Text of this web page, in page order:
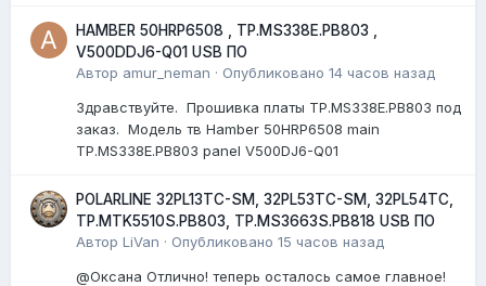
HAMBER 50HRP6508 , TP.MS338E.PB803 ,
V500DDJ6-Q01 USB ПО
Автор amur_neman · Опубликовано 14 часов назад
Здравствуйте. Прошивка платы TP.MS338E.PB803 под
заказ. Модель тв Hamber 50HRP6508 main
TP.MS338E.PB803 panel V500DJ6-Q01
POLARLINE 32PL13TC-SM, 32PL53TC-SM, 32PL54TC,
TP.MTK5510S.PB803, TP.MS3663S.PB818 USB ПО
Автор LiVan · Опубликовано 15 часов назад
@Оксана Отлично! теперь осталось самое главное!